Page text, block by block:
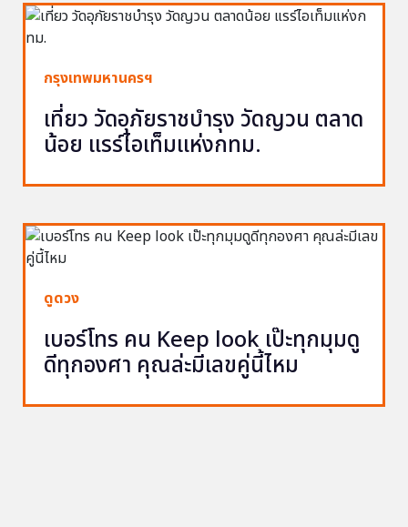
กรุงเทพมหานครฯ
เที่ยว วัดอุภัยราชบำรุง วัดญวน ตลาด
น้อย แรร์ไอเท็มแห่งกทม.
ดูดวง
เบอร์โทร คน Keep look เป๊ะทุกมุมดู
ดีทุกองศา คุณล่ะมีเลขคู่นี้ไหม